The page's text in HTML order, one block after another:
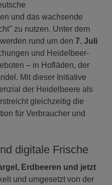
und das wachsende
zu nutzen. Unter dem
rund um den 7. Juli
und Heidelbeer-
– in Hofläden, der
Mit dieser Initiative
der Heidelbeere als
gleichzeitig die
für Verbraucher und
digitale Frische
Erdbeeren und jetzt
und umgesetzt von der